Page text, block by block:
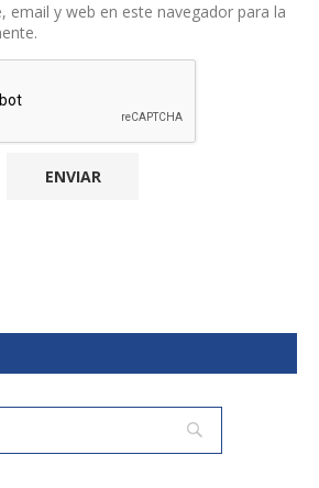
email y web en este navegador para la